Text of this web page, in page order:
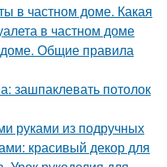
в частном доме. Какая
в частном доме
Общие правила
зашпаклевать потолок
руками из подручных
красивый декор для